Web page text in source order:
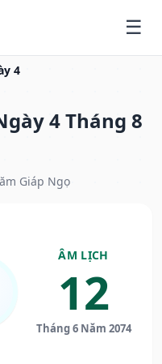
4
4 Tháng 8
Giáp Ngọ
ÂM LỊCH
12
Tháng 6 Năm 2074